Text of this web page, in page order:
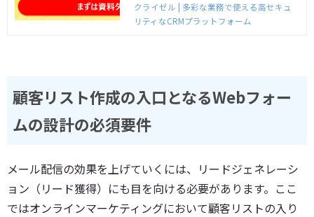
意しました。 クライゼルの高セキュリティ
高い安定性はそのままに、初期０円、月額1
クライゼル | 多彩な業務で使える高セキュ
リティなCRMプラットフォーム
顧客リスト作成の入口となるWebフォー
ムの設計の必須要件
メール配信の効果を上げていくには、リードジェネレーシ
ョン（リード獲得）にも目を向ける必要があります。ここ
ではオンラインマーケティングにおいて顧客リストの入り